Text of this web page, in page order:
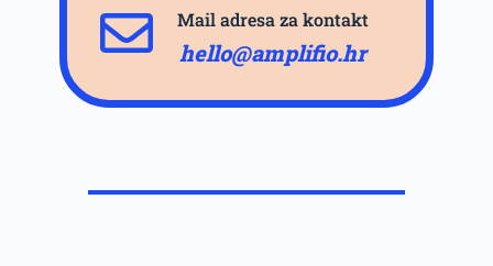
Mail adresa za kontakt
hello@amplifio.hr